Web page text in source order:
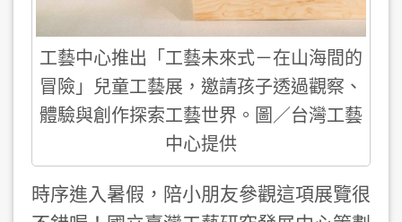
工藝中心推出「工藝未來式－在山海間的
冒險」兒童工藝展，邀請孩子透過觀察、
體驗與創作探索工藝世界。圖／台灣工藝
中心提供
時序進入暑假，陪小朋友參觀這項展覽很